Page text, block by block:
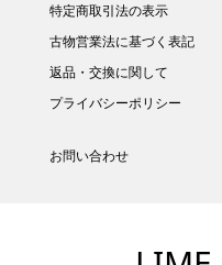
特定商取引法の表示
古物営業法に基づく表記
返品・交換に関して
プライバシーポリシー
お問い合わせ